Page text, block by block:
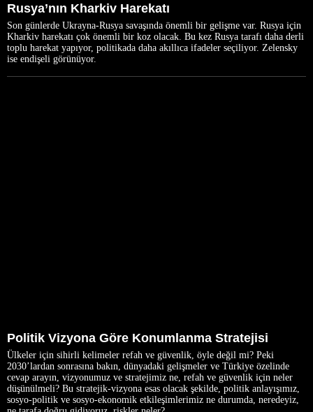
Rusya’nın Kharkiv Harekatı
Son günlerde Ukrayna-Rusya savaşında önemli bir gelişme var. Rusya için
Kharkiv harekatı çok önemli bir koz olacak. Bu kez Rusya tarafı daha derli
toplu harekat yapıyor, politikada daha akıllıca ifadeler seçiliyor. Zelensky
ise endişeli görünüyor.
Politik Vizyona Göre Konumlanma Stratejisi
Ülkeler için sihirli kelimeler refah ve güvenlik, öyle değil mi? Peki
2030’lardan sonrasına bakın, dünyadaki gelişmeler ve Türkiye özelinde
cevap arayın, vizyonumuz ve stratejimiz ne, refah ve güvenlik için neler
düşünülmeli? Bu stratejik-vizyona esas olacak şekilde, politik anlayışımız,
sosyo-politik ve sosyo-ekonomik etkileşimlerimiz ne durumda, neredeyiz,